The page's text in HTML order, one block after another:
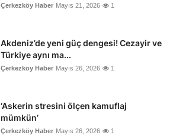
Çerkezköy Haber Mayıs 21, 2026 1
Akdeniz’de yeni güç dengesi! Cezayir ve
Türkiye aynı ma...
Çerkezköy Haber Mayıs 26, 2026 1
‘Askerin stresini ölçen kamuflaj
mümkün’
Çerkezköy Haber Mayıs 26, 2026 1